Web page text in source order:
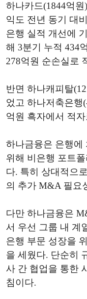
하나카드(1844억원
익도 전년 동기 대
은행 실적 개선에
해 3분기 누적 434
278억원 순손실로
반면 하나캐피탈
었고 하나저축은행
억원 흑자에서 적
하나금융은 은행에
위해 비은행 포트
다. 특히 상대적으
의 추가 M&A 필요
다만 하나금융은
서 우선 그룹 내 계
은행 부문 성장을
을 세웠다. 단순히
사 간 협업을 통한
침이다.